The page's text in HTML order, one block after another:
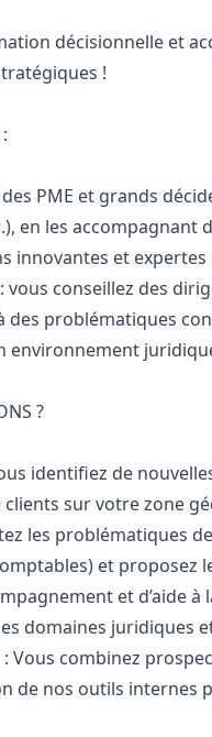
décisionnelle et
!
PME et grands
en les accompagnant
innovantes et expertes
conseillez des
des problématiques
environnement
?
identifiez de
sur votre zone
les problématiques
et proposez
et d’aide
domaines juridiques
Vous combinez
de nos outils internes